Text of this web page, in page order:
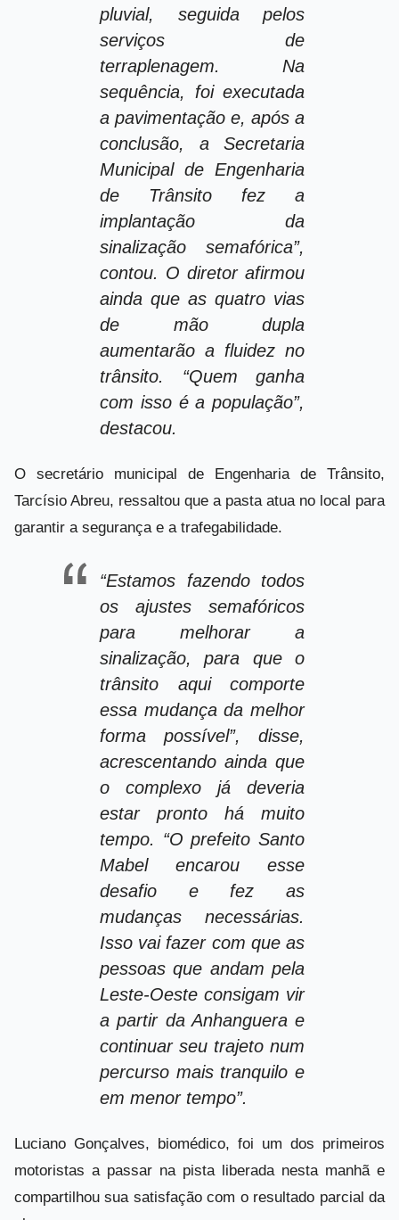
pluvial, seguida pelos
serviços de
terraplenagem. Na
sequência, foi executada
a pavimentação e, após a
conclusão, a Secretaria
Municipal de Engenharia
de Trânsito fez a
implantação da
sinalização semafórica”,
contou. O diretor afirmou
ainda que as quatro vias
de mão dupla
aumentarão a fluidez no
trânsito. “Quem ganha
com isso é a população”,
destacou.
O secretário municipal de Engenharia de Trânsito,
Tarcísio Abreu, ressaltou que a pasta atua no local para
garantir a segurança e a trafegabilidade.
“Estamos fazendo todos
os ajustes semafóricos
para melhorar a
sinalização, para que o
trânsito aqui comporte
essa mudança da melhor
forma possível”, disse,
acrescentando ainda que
o complexo já deveria
estar pronto há muito
tempo. “O prefeito Santo
Mabel encarou esse
desafio e fez as
mudanças necessárias.
Isso vai fazer com que as
pessoas que andam pela
Leste-Oeste consigam vir
a partir da Anhanguera e
continuar seu trajeto num
percurso mais tranquilo e
em menor tempo”.
Luciano Gonçalves, biomédico, foi um dos primeiros
motoristas a passar na pista liberada nesta manhã e
compartilhou sua satisfação com o resultado parcial da